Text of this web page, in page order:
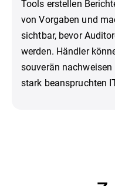
Tools erstellen
von Vorgaben und
sichtbar, bevor
werden. Händler
souverän
stark beanspruchten